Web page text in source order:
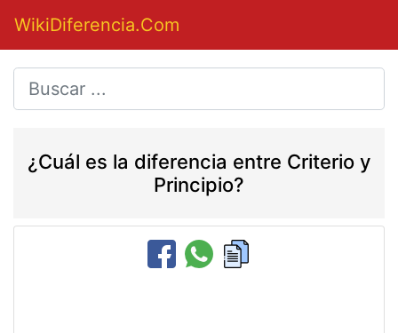
WikiDiferencia.Com
¿Cuál es la diferencia entre Criterio y
Principio?